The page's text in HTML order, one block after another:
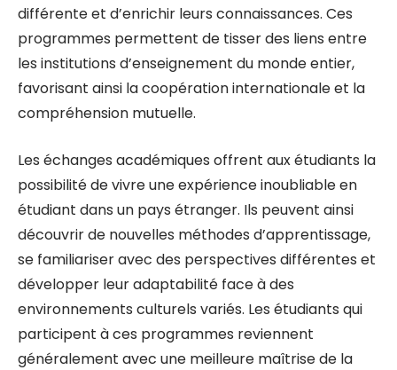
différente et d’enrichir leurs connaissances. Ces
programmes permettent de tisser des liens entre
les institutions d’enseignement du monde entier,
favorisant ainsi la coopération internationale et la
compréhension mutuelle.
Les échanges académiques offrent aux étudiants la
possibilité de vivre une expérience inoubliable en
étudiant dans un pays étranger. Ils peuvent ainsi
découvrir de nouvelles méthodes d’apprentissage,
se familiariser avec des perspectives différentes et
développer leur adaptabilité face à des
environnements culturels variés. Les étudiants qui
participent à ces programmes reviennent
généralement avec une meilleure maîtrise de la